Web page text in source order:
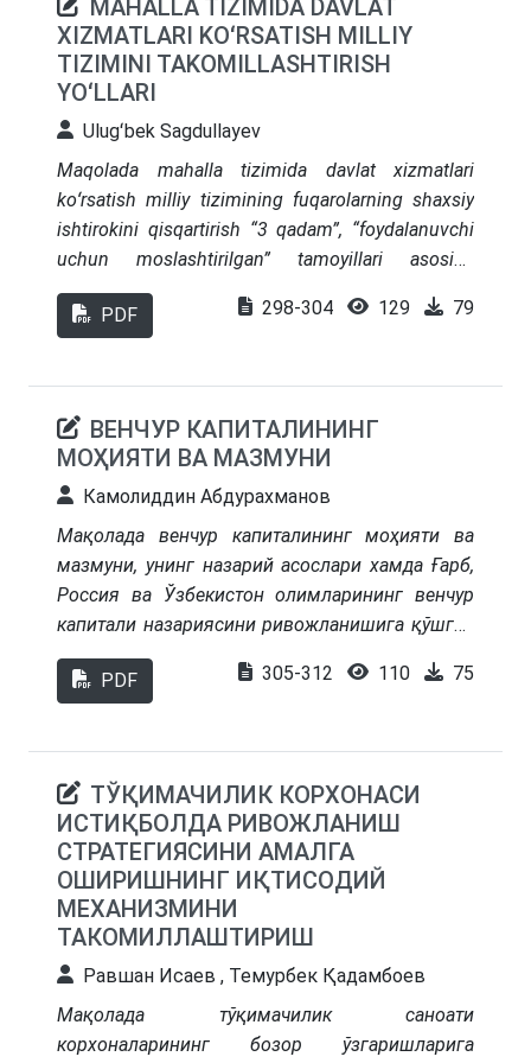
MAHALLA TIZIMIDA DAVLAT
XIZMATLARI KOʻRSATISH MILLIY
TIZIMINI TAKOMILLASHTIRISH
YOʻLLARI
Ulugʻbek Sagdullayev
Maqolada mahalla tizimida davlat xizmatlari
koʻrsatish milliy tizimining fuqarolarning shaxsiy
ishtirokini qisqartirish “3 qadam”, “foydalanuvchi
uchun moslashtirilgan” tamoyillari asosida
takomillashtirilgan
xizmatlariga boʻlgan talabni aniqlash, davlat
koʻrsatishdagi ustuvorliklarni belgilash imkonini
beruvchi tashkiliy-iqtisodiy mexanizmi va uning
mahalla tizimida davlat xizmatlari koʻrsatishni
tashkil qilish jarayoni yoritib berilgan. Ushbu
tashkiliy-iqtisodiy mexanizm asosida mahalla
tizimida davlat xizmatlari koʻrsatishning asosiy
yoʻnalishlarini taklif qilingan.
PDF 298-304 129 79
ВЕНЧУР КАПИТАЛИНИНГ
МОҲИЯТИ ВА МАЗМУНИ
Камолиддин Абдурахманов
Мақолада венчур капиталининг моҳияти ва
мазмуни, унинг назарий асослари хамда Ғарб,
Россия ва Ўзбекистон олимларининг венчур
капитали назариясини ривожланишига қўшган
хиссаси очиб берилган.
PDF
305-312 110 75
ТЎҚИМАЧИЛИК КОРХОНАСИ
ИСТИҚБОЛДА РИВОЖЛАНИШ
СТРАТЕГИЯСИНИ АМАЛГА
ОШИРИШНИНГ ИҚТИСОДИЙ
МЕХАНИЗМИНИ
ТАКОМИЛЛАШТИРИШ
Равшан Исаев , Темурбек Қадамбоев
Мақолада тўқимачилик саноати
корхоналарининг бозор ўзгаришларига